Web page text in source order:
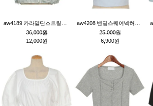
36,000원
12,000원
25,000원
6,900원